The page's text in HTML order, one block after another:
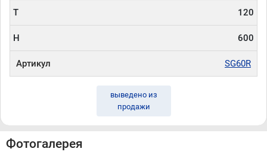
T 120
H 600
Артикул SG60R
выведено из
продажи
Фотогалерея